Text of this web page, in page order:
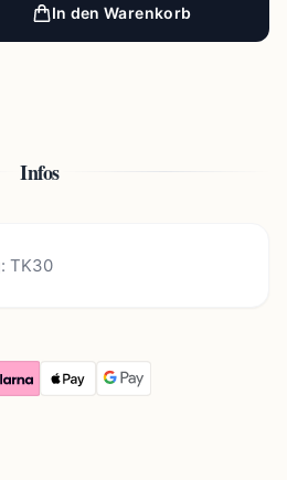
In den Warenkorb
Infos
TK30